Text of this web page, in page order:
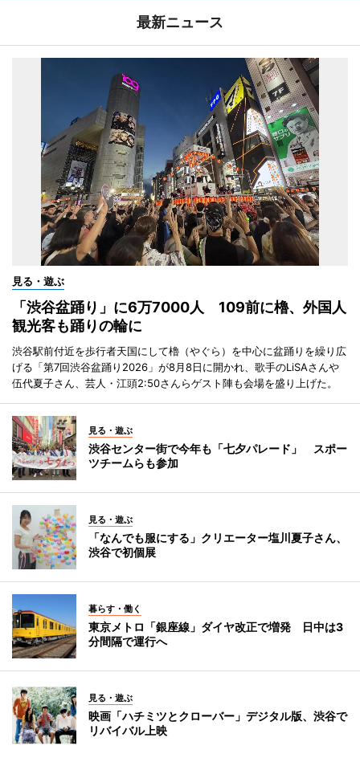
最新ニュース
見る・遊ぶ
「渋谷盆踊り」に6万7000人 109前に櫓、外国人
観光客も踊りの輪に
渋谷駅前付近を歩行者天国にして櫓（やぐら）を中心に盆踊りを繰り広
げる「第7回渋谷盆踊り2026」が8月8日に開かれ、歌手のLiSAさんや
伍代夏子さん、芸人・江頭2:50さんらゲスト陣も会場を盛り上げた。
見る・遊ぶ
渋谷センター街で今年も「七夕パレード」 スポー
ツチームらも参加
見る・遊ぶ
「なんでも服にする」クリエーター塩川夏子さん、
渋谷で初個展
暮らす・働く
東京メトロ「銀座線」ダイヤ改正で増発 日中は3
分間隔で運行へ
見る・遊ぶ
映画「ハチミツとクローバー」デジタル版、渋谷で
リバイバル上映